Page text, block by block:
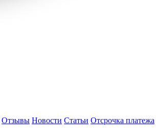
Отзывы Новости Статьи Отсрочка платежа